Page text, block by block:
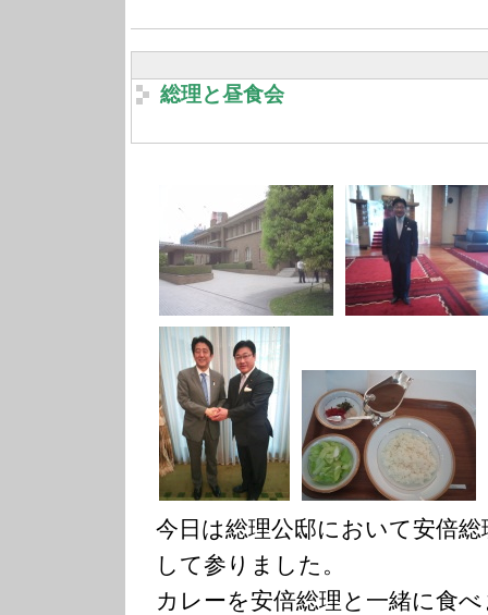
総理と昼食会
今日は総理公邸において安倍
して参りました。
カレーを安倍総理と一緒に食